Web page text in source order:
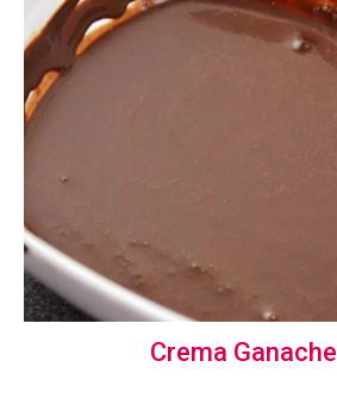
Crema Ganache